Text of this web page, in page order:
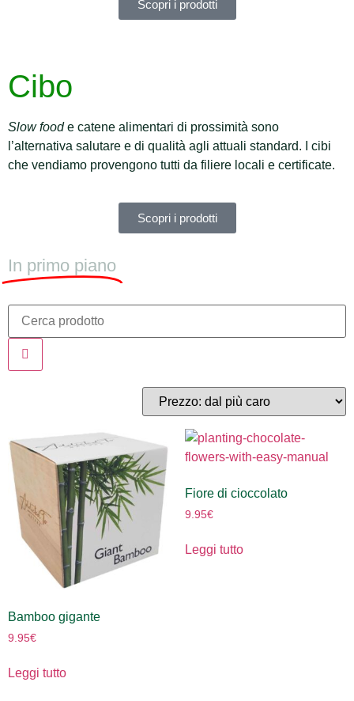
Scopri i prodotti
Cibo
Slow foode catene alimentari di prossimità sono
l’alternativa salutare e di qualità agli attuali standard. I cibi
che vendiamo provengono tutti da filiere locali e certificate.
Scopri i prodotti
In primo piano
Bamboo gigante
9.95€
Leggi tutto
Fiore di cioccolato
9.95€
Leggi tutto